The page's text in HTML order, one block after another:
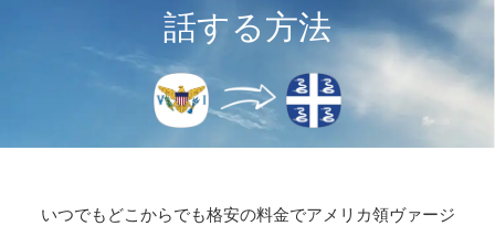
話する方法
いつでもどこからでも格安の料金でアメリカ領ヴァージ